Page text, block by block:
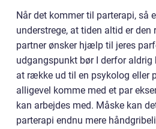
Når det kommer til parterapi, så
understrege, at tiden altid er den
partner ønsker hjælp til jeres
udgangspunkt bør I derfor aldrig
at række ud til en psykolog eller
alligevel komme med et par
kan arbejdes med. Måske kan
parterapi endnu mere